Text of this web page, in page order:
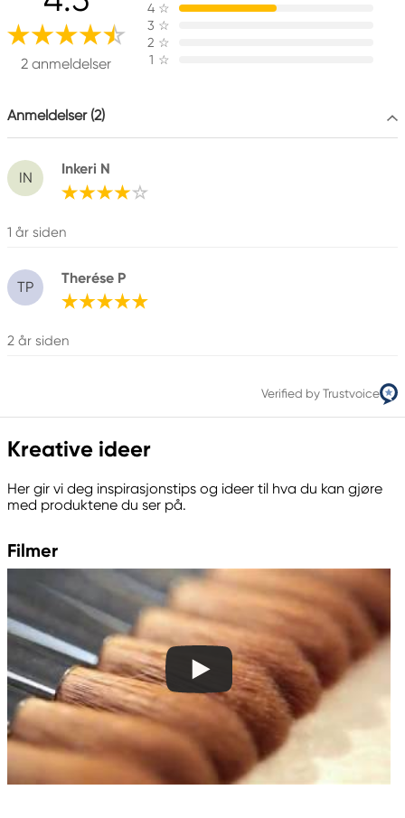
Panduro
205 14 Malmö, Sweden
www.panduro.com
2 anmeldelser
4 ☆
3 ☆
2 ☆
1 ☆
Anmeldelser (2)
IN
Inkeri N
1 år siden
TP
Therése P
2 år siden
Verified by Trustvoice
Kreative ideer
Her gir vi deg inspirasjonstips og ideer til hva du kan gjøre
med produktene du ser på.
Filmer